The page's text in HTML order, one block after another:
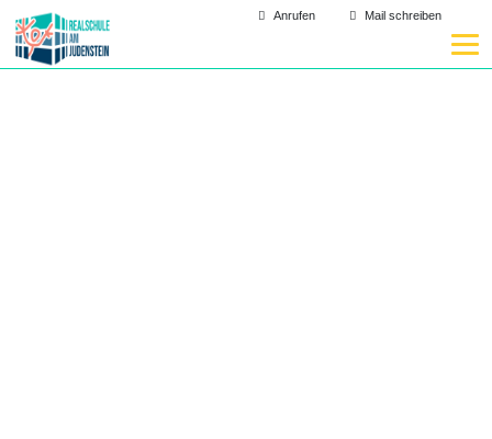
Anrufen Mail schreiben